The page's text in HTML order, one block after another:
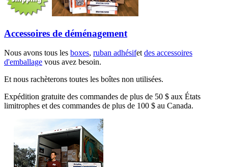
Accessoires de déménagement
Nous avons tous les boxes, ruban adhésifet des accessoires
d'emballage vous avez besoin.
Et nous rachèterons toutes les boîtes non utilisées.
Expédition gratuite des commandes de plus de 50 $ aux États
limitrophes et des commandes de plus de 100 $ au Canada.